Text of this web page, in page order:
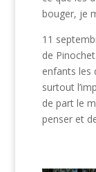
bouger, je
11
de
enfants les
surtout
de part le
penser et